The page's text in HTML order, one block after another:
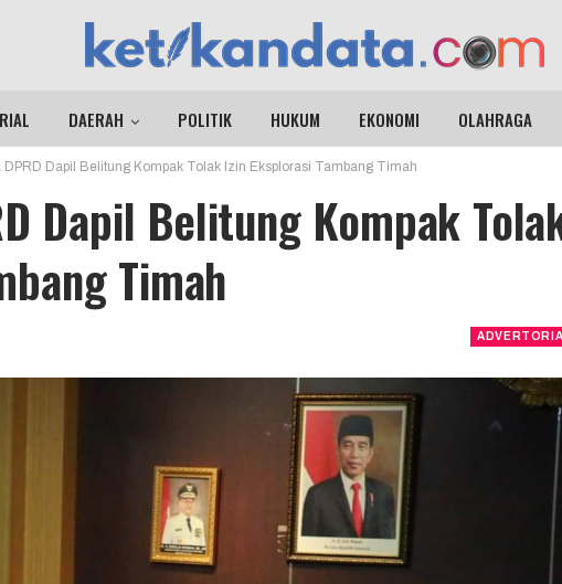
DAERAH POLITIK HUKUM EKONOMI OLAHRAGA
DPRD Dapil Belitung Kompak Tolak Izin Eksplorasi Tambang Timah
Dapil Belitung Kompak
Timah